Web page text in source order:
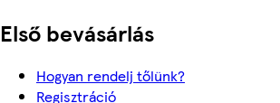
Első bevásárlás
Hogyan rendelj tőlünk?
Regisztráció